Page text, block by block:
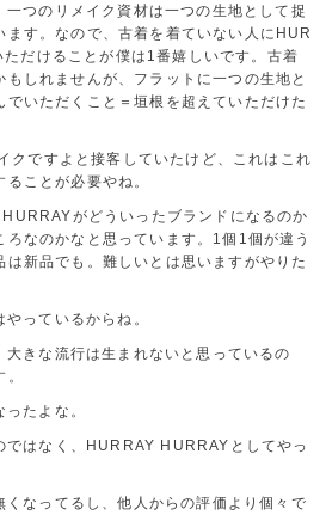
つのリメイク資材は一つの生地として捉
ます。なので、古着を着ていない人にHUR
だけることが僕は1番嬉しいです。古着
しれませんが、フラットに一つの生地と
でいただくこと＝垣根を超えていただけた
クですよと接客していたけど、これはこれ
ことが必要やね。
がどういったブランドになるのか
ろなのかなと思っています。1個1個が違う
は新品でも。難しいとは思いますがやりた
っているからね。
きな流行は生まれないと思っているの
たよな。
ではなく、HURRAY HURRAYとしてやっ
なってるし、他人からの評価より個々で